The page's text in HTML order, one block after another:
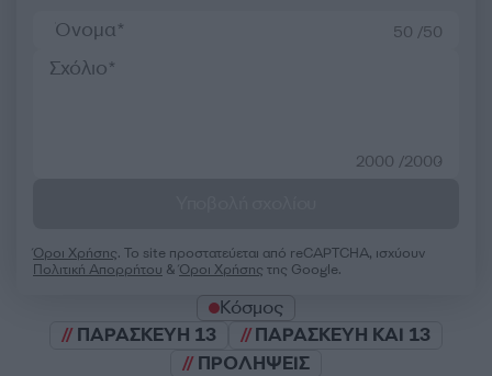
50 /50
2000 /2000
Όροι Χρήσης. Το site προστατεύεται από reCAPTCHA, ισχύουν
Πολιτική Απορρήτου &Όροι Χρήσης της Google.
Κόσμος
ΠΑΡΑΣΚΕΥΗ 13
ΠΑΡΑΣΚΕΥΗ ΚΑΙ 13
ΠΡΟΛΗΨΕΙΣ